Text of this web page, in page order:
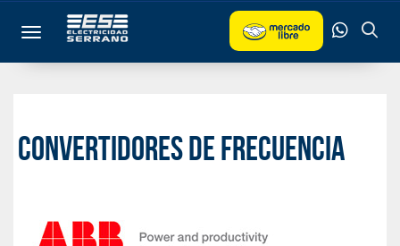
Toggle navigation
Convertidores de frecuencia